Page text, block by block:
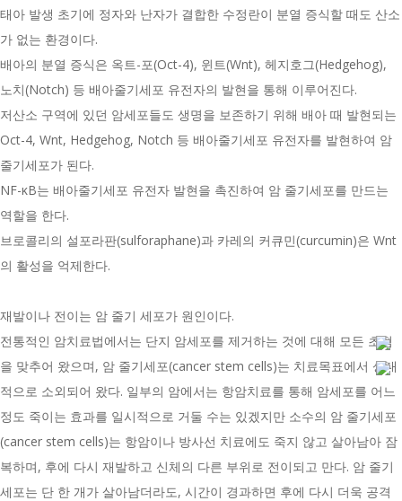
태아 발생 초기에 정자와 난자가 결합한 수정란이 분열 증식할 때도 산소
가 없는 환경이다.
배아의 분열 증식은 옥트-포(Oct-4), 윈트(Wnt), 헤지호그(Hedgehog),
노치(Notch) 등 배아줄기세포 유전자의 발현을 통해 이루어진다.
저산소 구역에 있던 암세포들도 생명을 보존하기 위해 배아 때 발현되는
Oct-4, Wnt, Hedgehog, Notch 등 배아줄기세포 유전자를 발현하여 암
줄기세포가 된다.
NF-κB는 배아줄기세포 유전자 발현을 촉진하여 암 줄기세포를 만드는
역할을 한다.
브로콜리의 설포라판(sulforaphane)과 카레의 커큐민(curcumin)은 Wnt
의 활성을 억제한다.
재발이나 전이는 암 줄기 세포가 원인이다.
전통적인 암치료법에서는 단지 암세포를 제거하는 것에 대해 모든 초점
을 맞추어 왔으며, 암 줄기세포(cancer stem cells)는 치료목표에서 상대
적으로 소외되어 왔다. 일부의 암에서는 항암치료를 통해 암세포를 어느
정도 죽이는 효과를 일시적으로 거둘 수는 있겠지만 소수의 암 줄기세포
(cancer stem cells)는 항암이나 방사선 치료에도 죽지 않고 살아남아 잠
복하며, 후에 다시 재발하고 신체의 다른 부위로 전이되고 만다. 암 줄기
세포는 단 한 개가 살아남더라도, 시간이 경과하면 후에 다시 더욱 공격